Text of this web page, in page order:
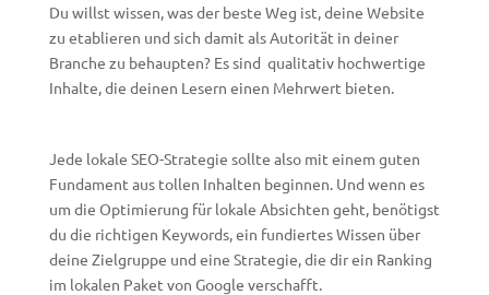
Du willst wissen, was der beste Weg ist, deine Website
zu etablieren und sich damit als Autorität in deiner
Branche zu behaupten? Es sind qualitativ hochwertige
Inhalte, die deinen Lesern einen Mehrwert bieten.
Jede lokale SEO-Strategie sollte also mit einem guten
Fundament aus tollen Inhalten beginnen. Und wenn es
um die Optimierung für lokale Absichten geht, benötigst
du die richtigen Keywords, ein fundiertes Wissen über
deine Zielgruppe und eine Strategie, die dir ein Ranking
im lokalen Paket von Google verschafft.